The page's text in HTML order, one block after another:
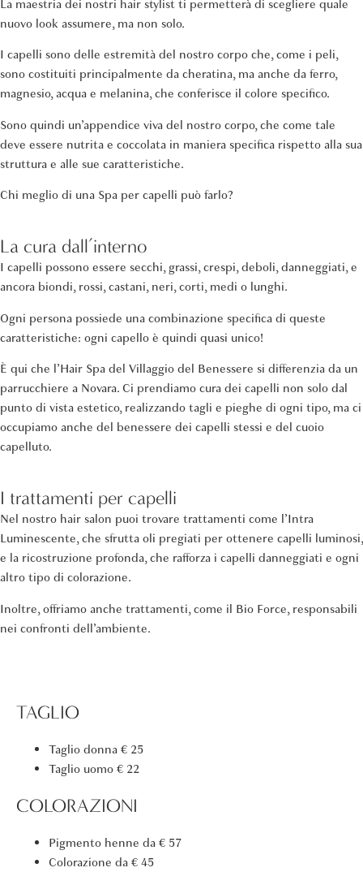
La maestria dei nostri hair stylist ti permetterà di scegliere quale
nuovo look assumere, ma non solo.
I capelli sono delle estremità del nostro corpo che, come i peli,
sono costituiti principalmente da cheratina, ma anche da ferro,
magnesio, acqua e melanina, che conferisce il colore specifico.
Sono quindi un’appendice viva del nostro corpo, che come tale
deve essere nutrita e coccolata in maniera specifica rispetto alla sua
struttura e alle sue caratteristiche.
Chi meglio di una Spa per capelli può farlo?
La cura dall’interno
I capelli possono essere secchi, grassi, crespi, deboli, danneggiati, e
ancora biondi, rossi, castani, neri, corti, medi o lunghi.
Ogni persona possiede una combinazione specifica di queste
caratteristiche: ogni capello è quindi quasi unico!
È qui che l’Hair Spa del Villaggio del Benessere si differenzia da un
parrucchiere a Novara. Ci prendiamo cura dei capelli non solo dal
punto di vista estetico, realizzando tagli e pieghe di ogni tipo, ma ci
occupiamo anche del benessere dei capelli stessi e del cuoio
capelluto.
I trattamenti per capelli
Nel nostro hair salon puoi trovare trattamenti come l’Intra
Luminescente, che sfrutta oli pregiati per ottenere capelli luminosi,
e la ricostruzione profonda, che rafforza i capelli danneggiati e ogni
altro tipo di colorazione.
Inoltre, offriamo anche trattamenti, come il Bio Force, responsabili
nei confronti dell’ambiente.
TAGLIO
Taglio donna € 25
Taglio uomo € 22
COLORAZIONI
Pigmento henne da € 57
Colorazione da € 45